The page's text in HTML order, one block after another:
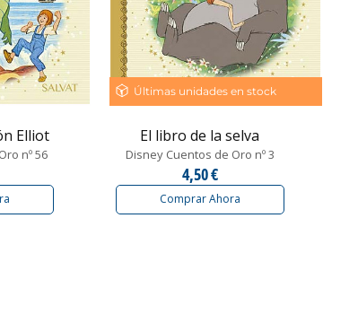
Elliot
nº 56
Últimas unidades en stock
El libro de la selva
Disney Cuentos de Oro nº 3
4,50 €
Comprar Ahora